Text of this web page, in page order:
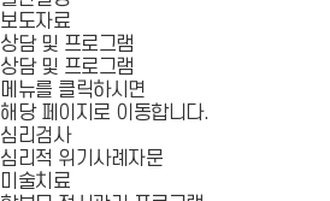
보도자료
상담 및 프로그램
상담 및 프로그램
메뉴를 클릭하시면
해당 페이지로 이동합니다.
심리검사
심리적 위기사례자문
미술치료